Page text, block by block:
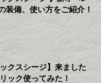
装備、使い方をご紹介！
クスシージ】来ました
ック使ってみた！